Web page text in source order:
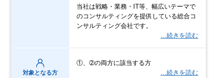
当社は戦略・業務・IT等、幅広いテーマで
のコンサルティングを提供している総合コ
ンサルティング会社です。
…続きを読む
対象となる方
①、➁の両方に該当する方
…続きを読む